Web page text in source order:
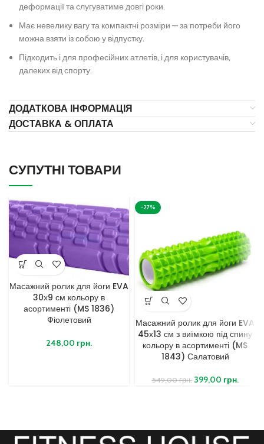
деформації та слугуватиме довгі роки.
Має невелику вагу та компактні розміри — за потреби його
можна взяти із собою у відпустку.
Підходить і для професійних атлетів, і для користувачів,
далеких від спорту.
ДОДАТКОВА ІНФОРМАЦІЯ
ДОСТАВКА & ОПЛАТА
СУПУТНІ ТОВАРИ
Масажний ролик для йоги EVA
30х9 см кольору в
асортименті (MS 1836)
Фіолетовий
248,00 грн.
-27%
Масажний ролик для йоги EVA
45х13 см з виїмкою під спину
кольору в асортименті (MS
1843) Салатовий
549,00грн. 399,00 грн.